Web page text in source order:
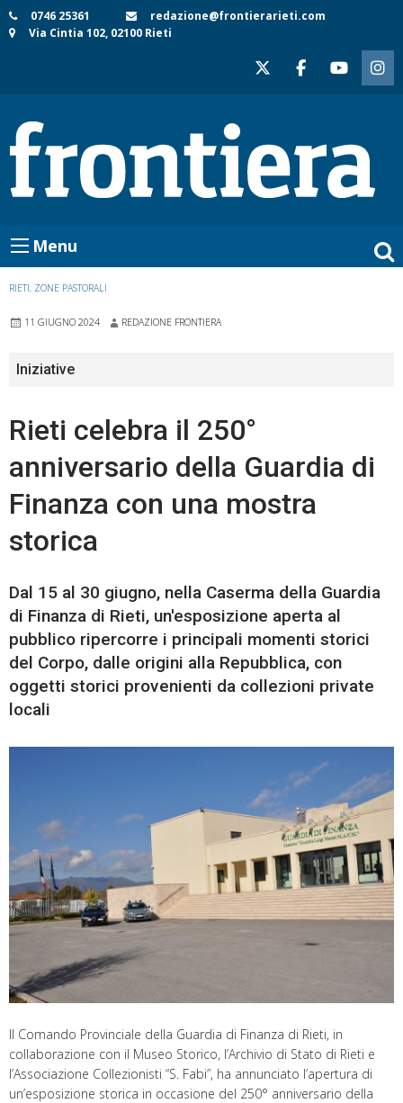
Skip
to
0746 25361
redazione@frontierarieti.com
Via Cintia 102, 02100 Rieti
Menu
RIETI, ZONE PASTORALI
11 GIUGNO 2024 REDAZIONE FRONTIERA
Iniziative
Rieti celebra il 250°
anniversario della Guardia di
Finanza con una mostra
storica
Dal 15 al 30 giugno, nella Caserma della Guardia
di Finanza di Rieti, un'esposizione aperta al
pubblico ripercorre i principali momenti storici
del Corpo, dalle origini alla Repubblica, con
oggetti storici provenienti da collezioni private
locali
Il Comando Provinciale della Guardia di Finanza di Rieti, in
collaborazione con il Museo Storico, l’Archivio di Stato di Rieti e
l’Associazione Collezionisti “S. Fabi”, ha annunciato l’apertura di
un’esposizione storica in occasione del 250° anniversario della